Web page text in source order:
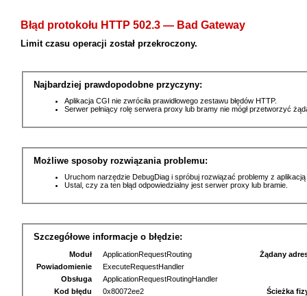
Błąd protokołu HTTP 502.3 — Bad Gateway
Limit czasu operacji został przekroczony.
Najbardziej prawdopodobne przyczyny:
Aplikacja CGI nie zwróciła prawidłowego zestawu błędów HTTP.
Serwer pełniący rolę serwera proxy lub bramy nie mógł przetworzyć
Możliwe sposoby rozwiązania problemu:
Uruchom narzędzie DebugDiag i spróbuj rozwiązać problemy z
Ustal, czy za ten błąd odpowiedzialny jest serwer proxy lub bramie.
Szczegółowe informacje o błędzie:
Moduł
ApplicationRequestRouting
Powiadomienie
ExecuteRequestHandler
Obsługa
ApplicationRequestRoutingHandler
Kod błędu
0x80072ee2
Żądany
Ścieżka